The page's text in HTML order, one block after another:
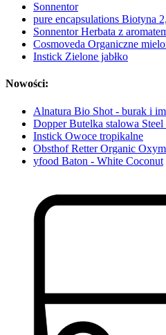
Sonnentor
pure encapsulations Biotyna
Sonnentor Herbata z
Cosmoveda Organiczne
Instick Zielone jabłko
Nowości:
Alnatura Bio Shot - burak i
Dopper Butelka stalowa Steel
Instick Owoce tropikalne
Obsthof Retter Organic
yfood Baton - White Coconut